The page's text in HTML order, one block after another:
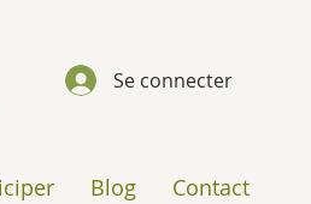
Se connecter
Blog Contact